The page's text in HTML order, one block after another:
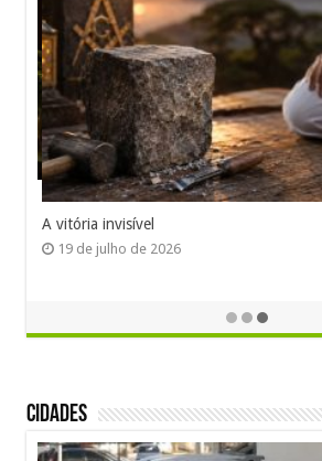
A vitória invisível
19 de julho de 2026
Cidades